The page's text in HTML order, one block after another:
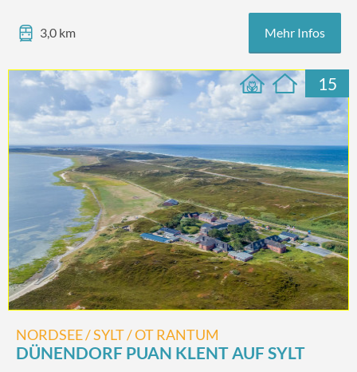
3,0 km Mehr Infos
15
NORDSEE / SYLT / OT RANTUM
DÜNENDORF PUAN KLENT AUF SYLT